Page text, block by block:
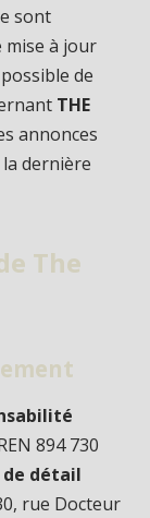
sont
mise à jour
de
THE
annonces
la dernière
The
894 730
détail
rue Docteur